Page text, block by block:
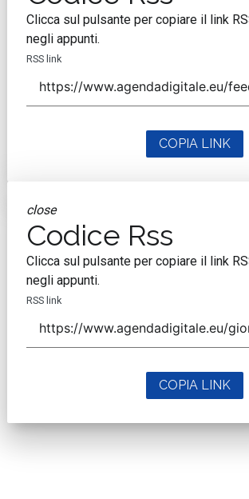
Clicca sul pulsante per copiare il link
negli appunti.
RSS link
COPIA LINK
close
Codice Rss
Clicca sul pulsante per copiare il link
negli appunti.
RSS link
COPIA LINK